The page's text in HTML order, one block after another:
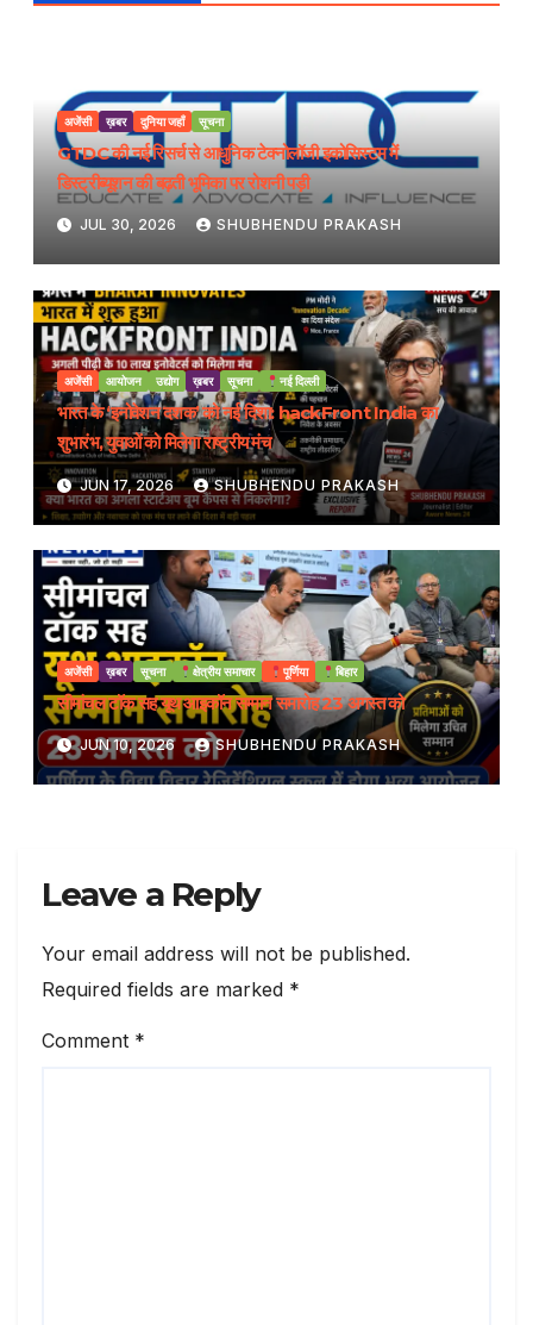
अजेंसी ख़बर दुनिया जहाँ सूचना
GTDC की नई रिसर्च से आधुनिक टेक्नोलॉजी इकोसिस्टम में
डिस्ट्रीब्यूशन की बढ़ती भूमिका पर रोशनी पड़ी
JUL 30, 2026 SHUBHENDU PRAKASH
अजेंसी आयोजन उद्योग ख़बर सूचना नई दिल्ली
भारत के ‘इनोवेशन दशक’ को नई दिशा: hackFront India का
शुभारंभ, युवाओं को मिलेगा राष्ट्रीय मंच
JUN 17, 2026 SHUBHENDU PRAKASH
अजेंसी ख़बर सूचना क्षेत्रीय समाचार पूर्णिया बिहार
सीमांचल टॉक सह यूथ आइकॉन सम्मान समारोह 23 अगस्त को
JUN 10, 2026 SHUBHENDU PRAKASH
Leave a Reply
Your email address will not be published.
Required fields are marked *
Comment *